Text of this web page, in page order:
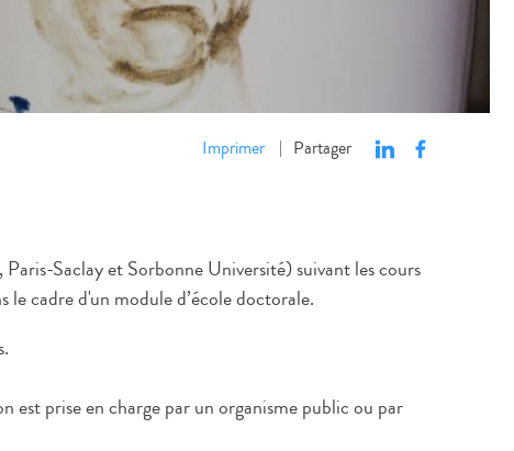
Imprimer | Partager
Saclay et Sorbonne Université) suivant les cours
cadre d'un module d’école doctorale.
est prise en charge par un organisme public ou par